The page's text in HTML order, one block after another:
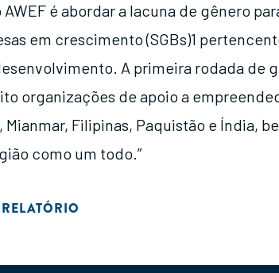
é abordar a lacuna de gênero
em crescimento (SGBs)1
A primeira rodada de
organizações de apoio a
Mianmar, Filipinas, Paquistão e Índia,
como um todo.”